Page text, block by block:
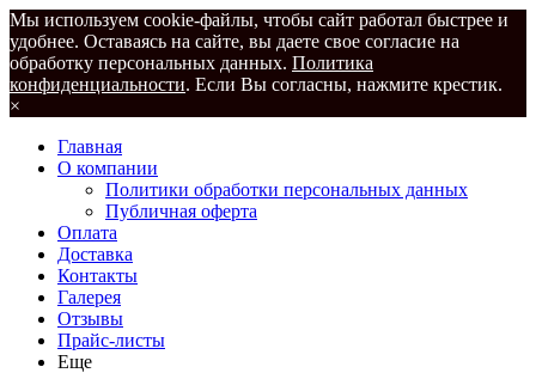
Мы используем cookie-файлы, чтобы сайт работал быстрее и
удобнее. Оставаясь на сайте, вы даете свое согласие на
обработку персональных данных. Политика
конфиденциальности. Если Вы согласны, нажмите крестик.
×
Главная
О компании
Политики обработки персональных данных
Публичная оферта
Оплата
Доставка
Контакты
Галерея
Отзывы
Прайс-листы
Еще